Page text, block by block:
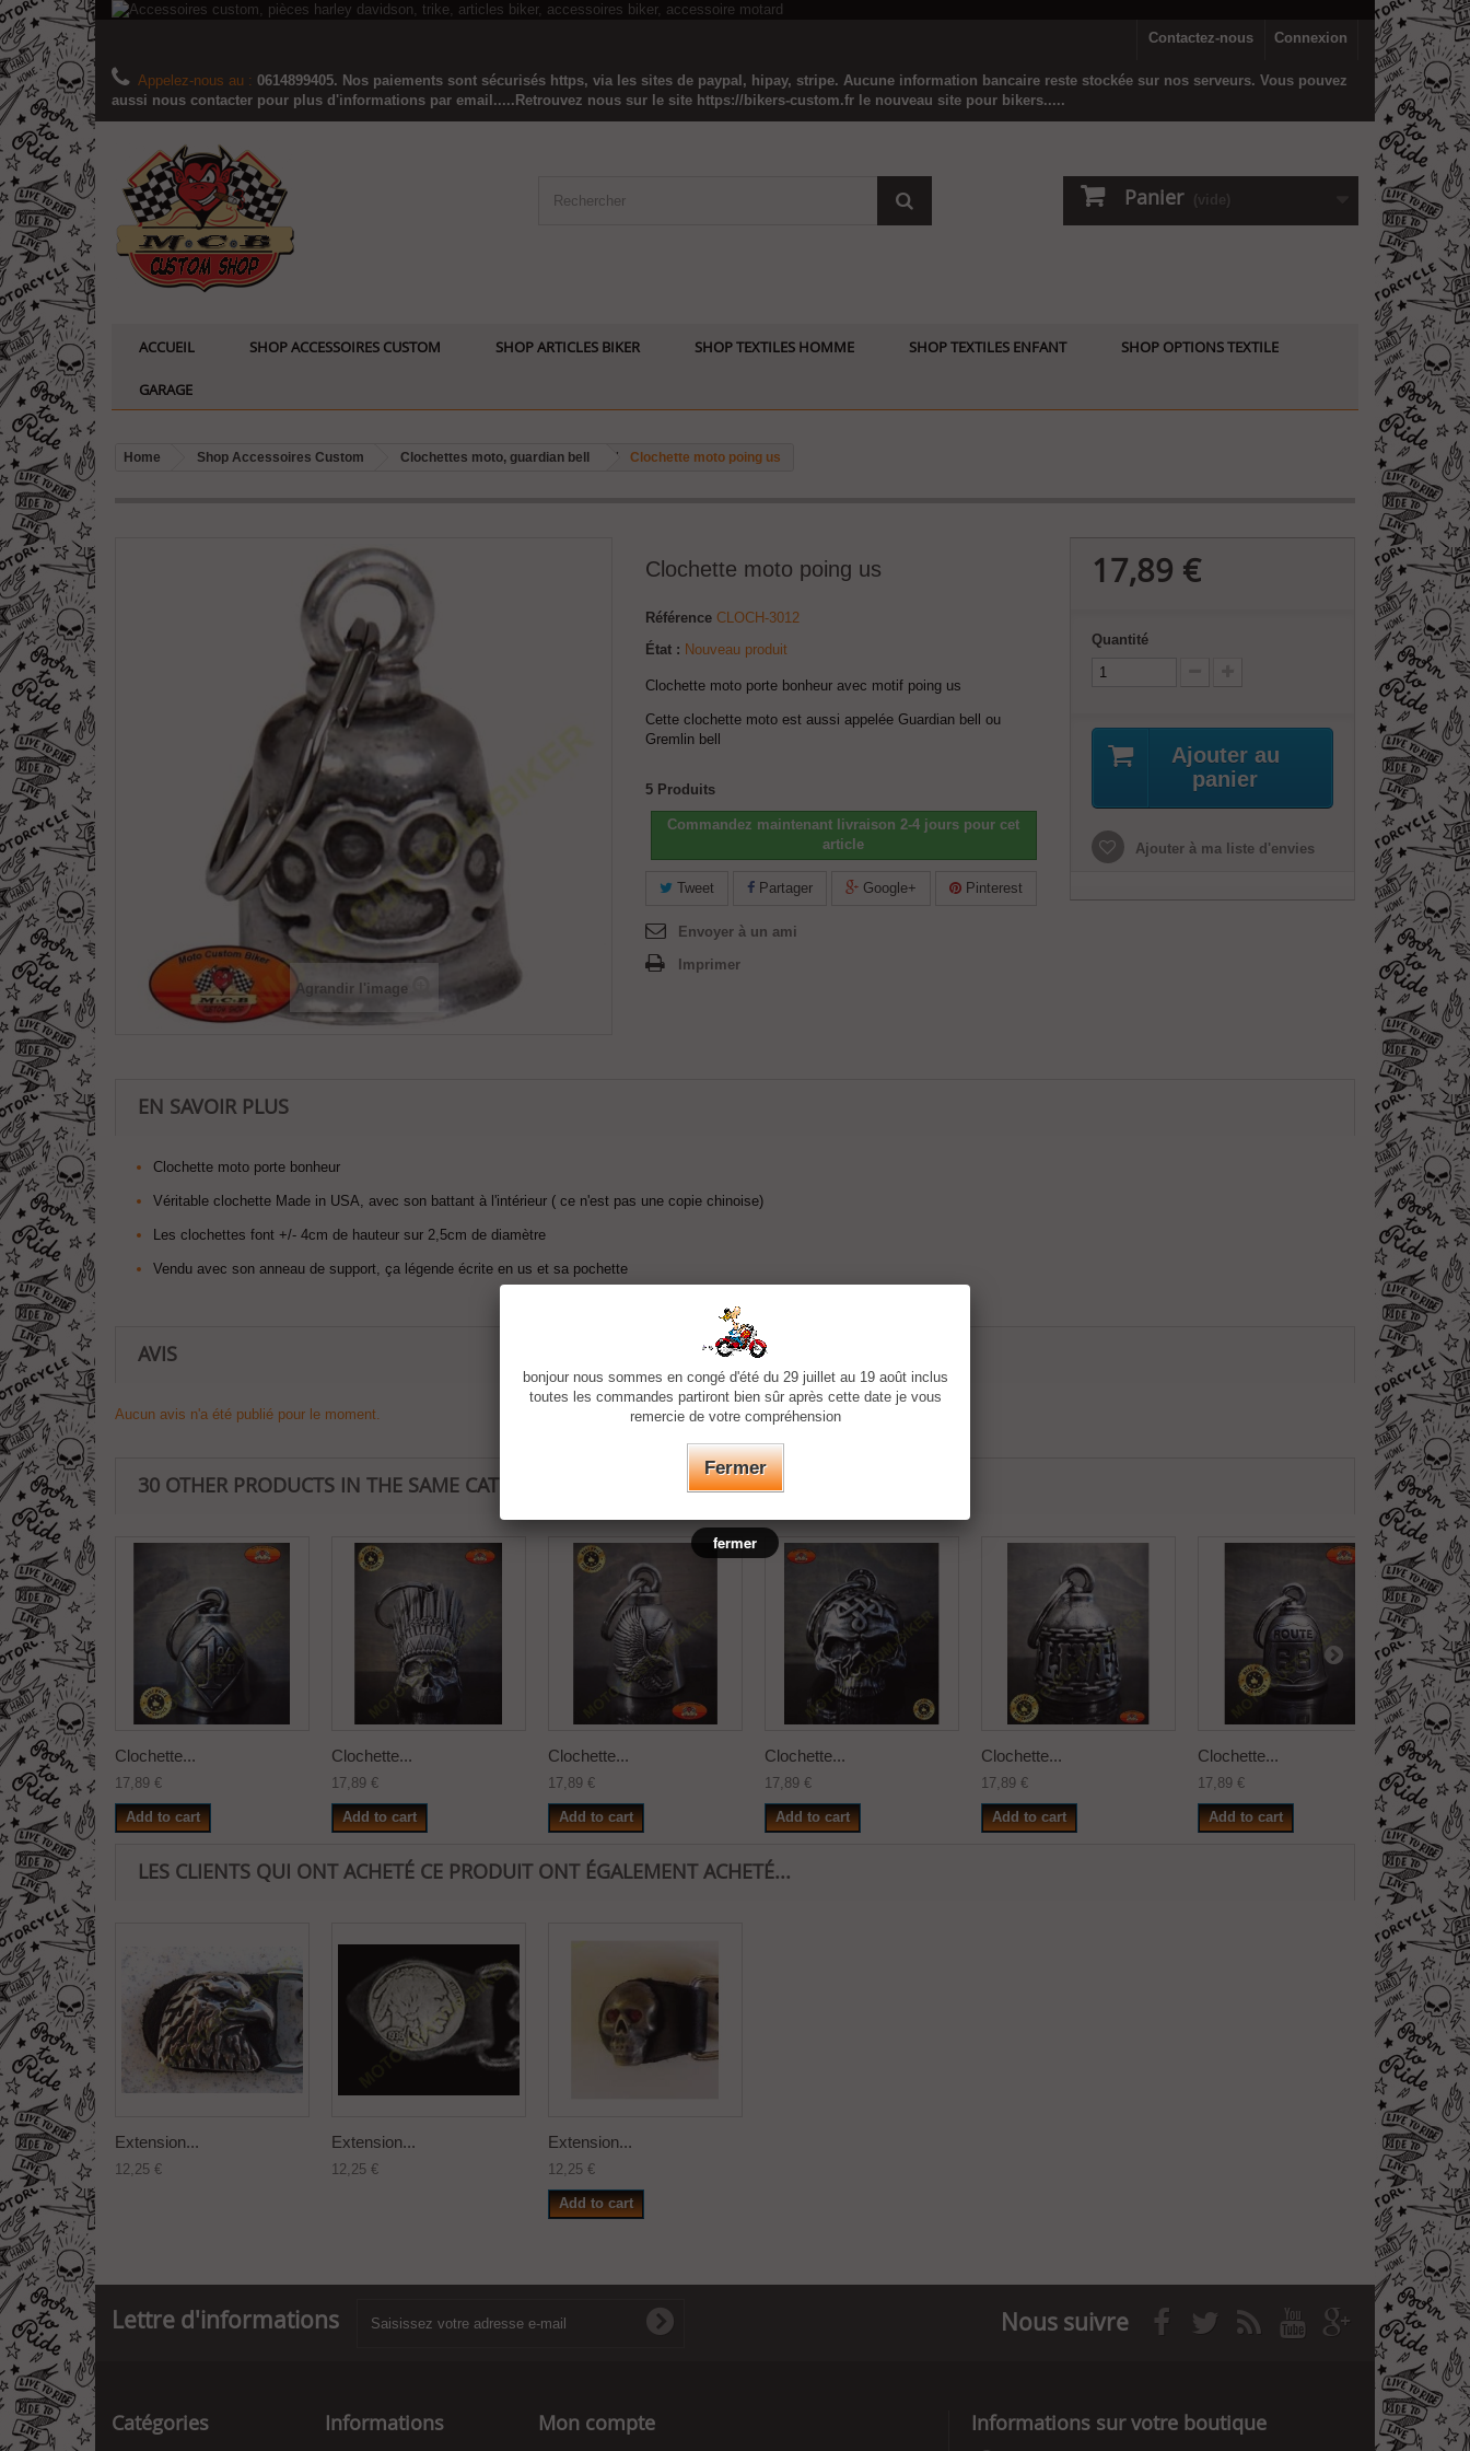
Connexion
Contactez-nous
Appelez-nous au : 0614899405. Nos paiements sont sécurisés https, via les sites de paypal, hipay, stripe. Aucune information bancaire reste stockée sur nos serveurs. Vous pouvez
aussi nous contacter pour plus d'informations par email.....Retrouvez nous sur le site https://bikers-custom.fr le nouveau site pour bikers.....
Panier (vide)
ACCUEIL SHOP ACCESSOIRES CUSTOM SHOP ARTICLES BIKER SHOP TEXTILES HOMME SHOP TEXTILES ENFANT SHOP OPTIONS TEXTILE
GARAGE
Home Shop Accessoires Custom Clochettes moto, guardian bell Clochette moto poing us
Agrandir l'image
Clochette moto poing us
Référence CLOCH-3012
État : Nouveau produit
Clochette moto porte bonheur avec motif poing us
Cette clochette moto est aussi appelée Guardian bell ou
Gremlin bell
5 Produits
Commandez maintenant livraison 2-4 jours pour cet
article
Tweet Partager Google+ Pinterest
Envoyer à un ami
Imprimer
17,89 €
Quantité
Ajouter au
panier
Ajouter à ma liste d'envies
EN SAVOIR PLUS
Clochette moto porte bonheur
Véritable clochette Made in USA, avec son battant à l'intérieur ( ce n'est pas une copie chinoise)
Les clochettes font +/- 4cm de hauteur sur 2,5cm de diamètre
Vendu avec son anneau de support, ça légende écrite en us et sa pochette
AVIS
Aucun avis n'a été publié pour le moment.
30 OTHER PRODUCTS IN THE SAME CATEGORY:
Clochette...
17,89 €
Add to cart
Clochette...
17,89 €
Add to cart
Clochette...
17,89 €
Add to cart
Clochette...
17,89 €
Add to cart
Clochette...
17,89 €
Add to cart
Clochette...
17,89 €
Add to cart
17,89 €
Add
LES CLIENTS QUI ONT ACHETÉ CE PRODUIT ONT ÉGALEMENT ACHETÉ...
Extension...
12,25 €
Extension...
12,25 €
Extension...
12,25 €
Add to cart
Lettre d'informations Nous suivre
Catégories Informations Mon compte Informations sur votre boutique
bonjour nous sommes en congé d'été du 29 juillet au 19 août inclus
toutes les commandes partiront bien sûr après cette date je vous
remercie de votre compréhension
Fermer
fermer